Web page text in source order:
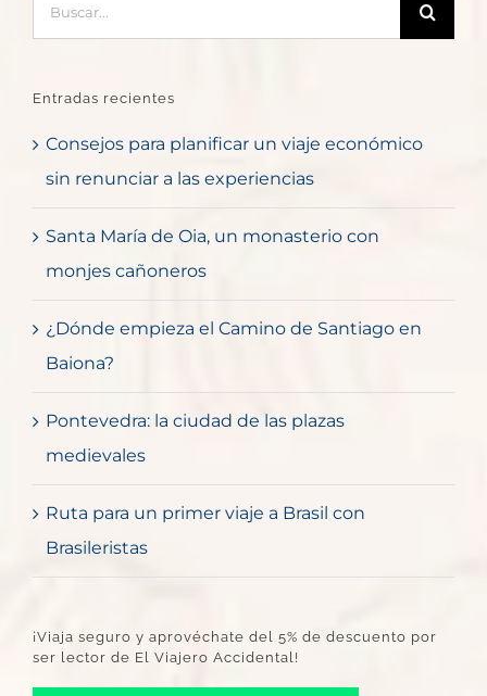
Entradas recientes
Consejos para planificar un viaje económico
sin renunciar a las experiencias
Santa María de Oia, un monasterio con
monjes cañoneros
¿Dónde empieza el Camino de Santiago en
Baiona?
Pontevedra: la ciudad de las plazas
medievales
Ruta para un primer viaje a Brasil con
Brasileristas
¡Viaja seguro y aprovéchate del 5% de descuento por
ser lector de El Viajero Accidental!